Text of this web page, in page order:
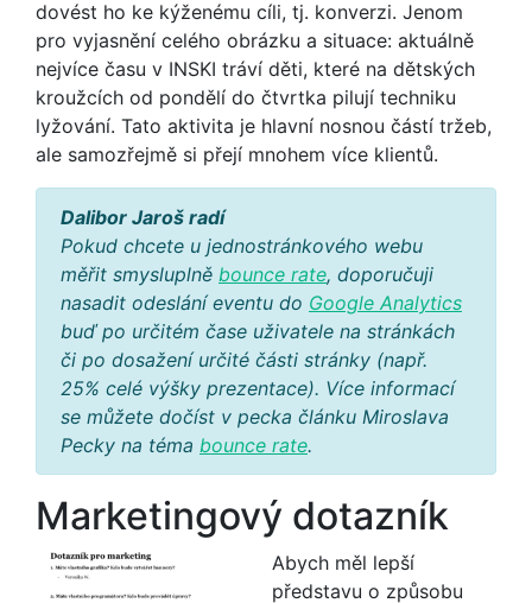
dovést ho ke kýženému cíli, tj. konverzi. Jenom
pro vyjasnění celého obrázku a situace: aktuálně
nejvíce času v INSKI tráví děti, které na dětských
kroužcích od pondělí do čtvrtka pilují techniku
lyžování. Tato aktivita je hlavní nosnou částí tržeb,
ale samozřejmě si přejí mnohem více klientů.
Dalibor Jaroš radí
Pokud chcete u jednostránkového webu
měřit smysluplně bounce rate, doporučuji
nasadit odeslání eventu do Google Analytics
buď po určitém čase uživatele na stránkách
či po dosažení určité části stránky (např.
25% celé výšky prezentace). Více informací
se můžete dočíst v pecka článku Miroslava
Pecky na téma bounce rate.
Marketingový dotazník
Abych měl lepší
představu o způsobu